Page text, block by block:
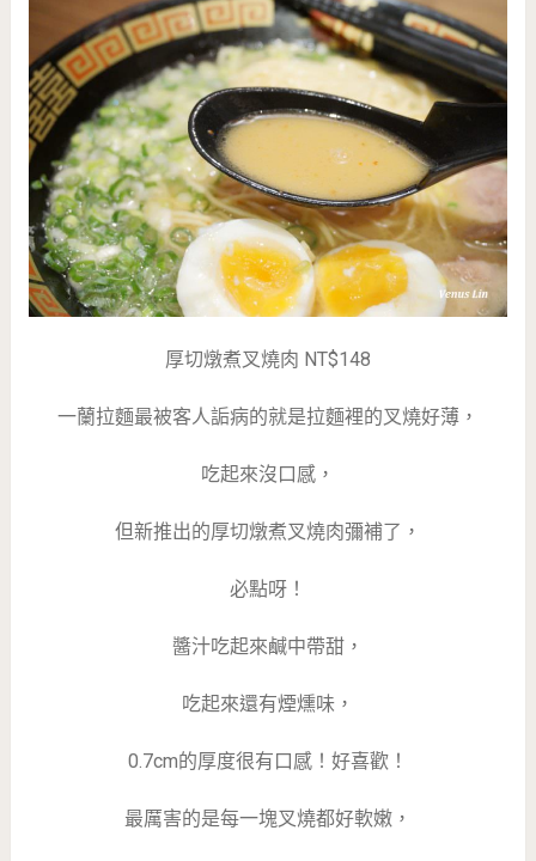
厚切燉煮叉燒肉 NT$148
一蘭拉麵最被客人詬病的就是拉麵裡的叉燒好薄，
吃起來沒口感，
但新推出的厚切燉煮叉燒肉彌補了，
必點呀！
醬汁吃起來鹹中帶甜，
吃起來還有煙燻味，
0.7cm的厚度很有口感！好喜歡！
最厲害的是每一塊叉燒都好軟嫩，